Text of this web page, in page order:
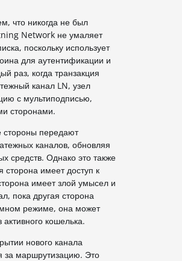
что никогда не был
Network не умаляет
поскольку использует
для аутентификации и
раз, когда транзакция
канал LN, узел
с мультиподписью,
сторонами.
стороны передают
каналов, обновляя
средств. Однако это также
сторона имеет доступ к
имеет злой умысел и
пока другая сторона
режиме, она может
активного кошелька.
нового канала
за маршрутизацию. Это